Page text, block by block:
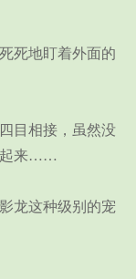
死地盯着外面的
目相接，虽然没
起来……
龙这种级别的宠